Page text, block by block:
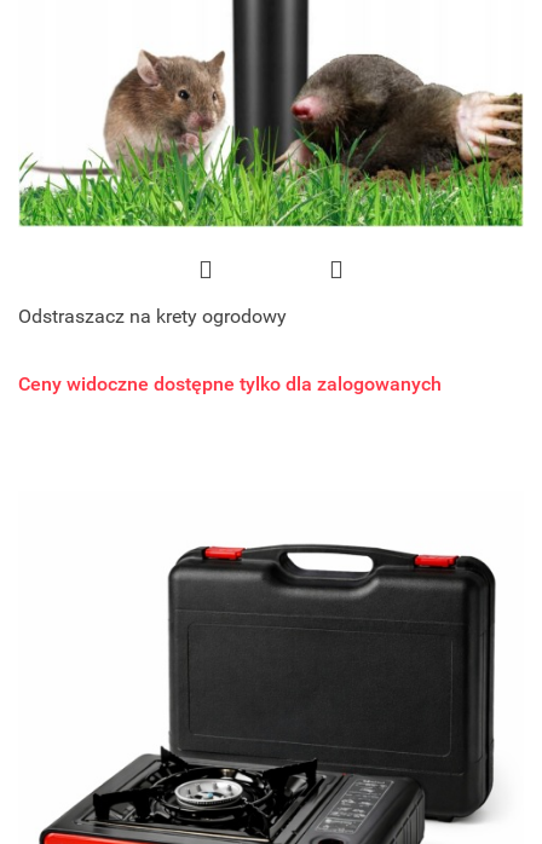
Odstraszacz na krety ogrodowy
Ceny widoczne dostępne tylko dla zalogowanych